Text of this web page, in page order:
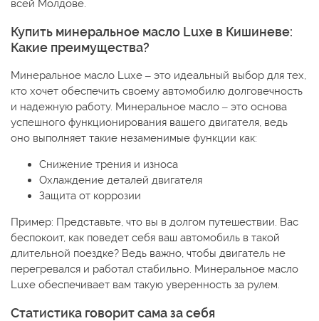
всей Молдове.
Купить минеральное масло Luxe в Кишиневе:
Какие преимущества?
Минеральное масло Luxe – это идеальный выбор для тех,
кто хочет обеспечить своему автомобилю долговечность
и надежную работу. Минеральное масло – это основа
успешного функционирования вашего двигателя, ведь
оно выполняет такие незаменимые функции как:
Снижение трения и износа
Охлаждение деталей двигателя
Защита от коррозии
Пример: Представьте, что вы в долгом путешествии. Вас
беспокоит, как поведет себя ваш автомобиль в такой
длительной поездке? Ведь важно, чтобы двигатель не
перегревался и работал стабильно. Минеральное масло
Luxe обеспечивает вам такую уверенность за рулем.
Статистика говорит сама за себя